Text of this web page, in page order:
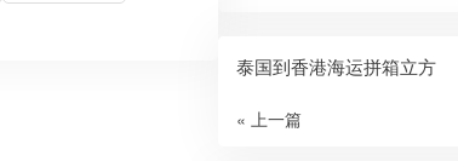
泰国到香港海运拼箱立方
« 上一篇